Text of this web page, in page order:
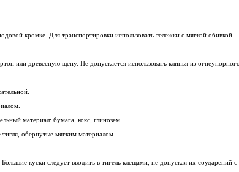
кромке. Для транспортировки использовать тележки с мягкой обивкой.
или древесную щепу. Не допускается использовать клинья из
материал: бумага, кокс, глинозем.
обернутые мягким материалом.
куски следует вводить в тигель клещами, не допуская их соударений с